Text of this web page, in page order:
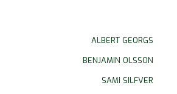
ALBERT GEORGS
BENJAMIN OLSSON
SAMI SILFVER